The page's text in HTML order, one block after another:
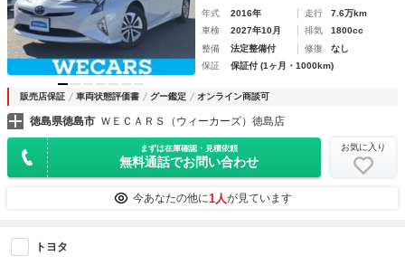
年式 2016年 走行
7.6万km
車検
2027年10月 排気
1800cc
整備
法定整備付 修復
なし
保証
保証付 (1ヶ月・1000km)
販売店保証 車両状態評価書 グー鑑定 オンライン商談可
徳島県徳島市 ＷＥＣＡＲＳ（ウィーカーズ）徳島店
まずは在庫確認・見積依頼
無料通話でお問い合わせ
お気に入り
今あなたの他に1人が見ています
トヨタ